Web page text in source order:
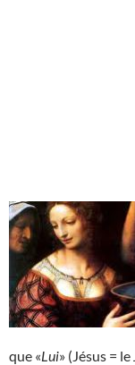
que «Lui» (Jésus = le